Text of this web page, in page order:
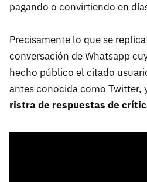
pagando o convirtiendo en
Precisamente lo que se
conversación de Whatsapp
hecho público el citado
antes conocida como Twitter,
ristra de respuestas de